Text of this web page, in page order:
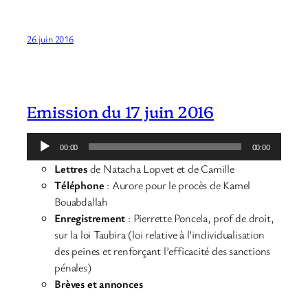
26 juin 2016
Emission du 17 juin 2016
Lecteur
audio
00:00 00:00
Lettresde Natacha Lopvet et de Camille
Téléphone : Aurore pour le procès de Kamel
Bouabdallah
Enregistrement : Pierrette Poncela, prof de droit,
sur la loi Taubira (loi relative à l’individualisation
des peines et renforçant l’efficacité des sanctions
pénales)
Brèves et annonces